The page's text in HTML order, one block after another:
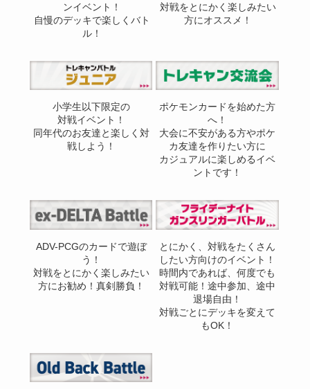
ンイベント！
自慢のデッキで楽しくバト
ル！
対戦をとにかく楽しみたい
方にオススメ！
小学生以下限定の
対戦イベント！
同年代のお友達と楽しく対
戦しよう！
ポケモンカードを始めた方
へ！
大会に不安がある方やポケ
カ友達を作りたい方に
カジュアルに楽しめるイベ
ントです！
ADV-PCGのカードで遊ぼ
う！
対戦をとにかく楽しみたい
方にお勧め！真剣勝負！
とにかく、対戦をたくさん
したい方向けのイベント！
時間内であれば、何度でも
対戦可能！途中参加、途中
退場自由！
対戦ごとにデッキを変えて
もOK！